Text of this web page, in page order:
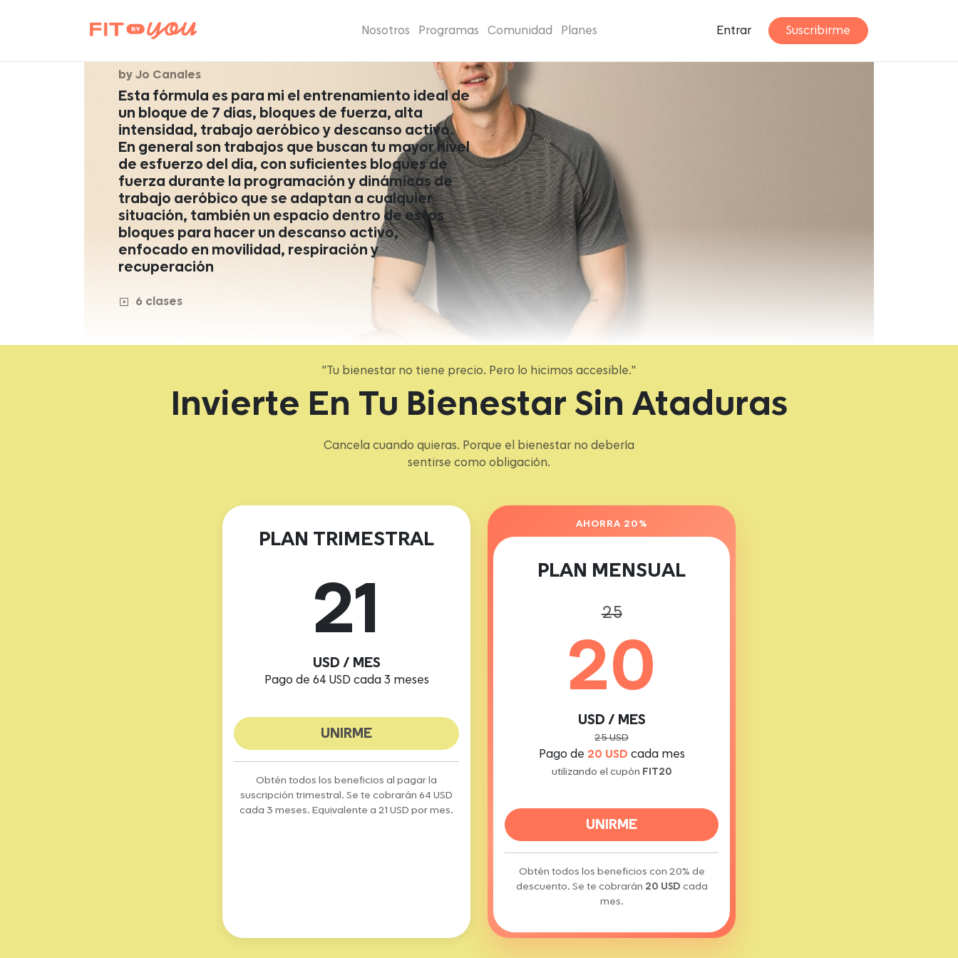
Nosotros Programas Comunidad Planes Entrar Suscribirme
by Jo Canales
Esta fórmula es para mi el entrenamiento ideal de
un bloque de 7 días, bloques de fuerza, alta
intensidad, trabajo aeróbico y descanso activo.
En general son trabajos que buscan tu mayor nivel
de esfuerzo del día, con suficientes bloques de
fuerza durante la programación y dinámicas de
trabajo aeróbico que se adaptan a cualquier
situación, también un espacio dentro de estos
bloques para hacer un descanso activo,
enfocado en movilidad, respiración y
recuperación
6 clases
"Tu bienestar no tiene precio. Pero lo hicimos accesible."
Invierte En Tu Bienestar Sin Ataduras
Cancela cuando quieras. Porque el bienestar no debería
sentirse como obligación.
PLAN TRIMESTRAL
21
USD / MES
Pago de 64 USD cada 3 meses
UNIRME
Obtén todos los beneficios al pagar la
suscripción trimestral. Se te cobrarán 64 USD
cada 3 meses. Equivalente a 21 USD por mes.
AHORRA 20%
PLAN MENSUAL
25
20
USD / MES
25 USD
Pago de 20 USD cada mes
utilizando el cupón FIT20
UNIRME
Obtén todos los beneficios con 20% de
descuento. Se te cobrarán 20 USD cada
mes.